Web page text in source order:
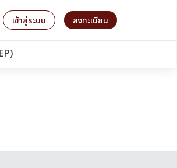
เข้าสู่ระบบ ลงทะเบียน